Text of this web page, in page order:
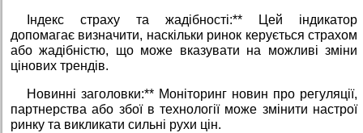
Індекс страху та жадібності:** Цей індикатор
допомагає визначити, наскільки ринок керується страхом
або жадібністю, що може вказувати на можливі зміни
цінових трендів.
Новинні заголовки:** Моніторинг новин про регуляції,
партнерства або збої в технології може змінити настрої
ринку та викликати сильні рухи цін.